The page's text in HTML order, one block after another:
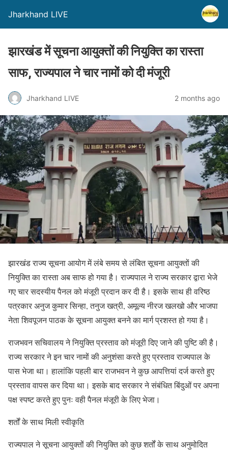
Jharkhand LIVE
झारखंड में सूचना आयुक्तों की नियुक्ति का रास्ता
साफ, राज्यपाल ने चार नामों को दी मंजूरी
Jharkhand LIVE 2 months ago
झारखंड राज्य सूचना आयोग में लंबे समय से लंबित सूचना आयुक्तों की
नियुक्ति का रास्ता अब साफ हो गया है। राज्यपाल ने राज्य सरकार द्वारा भेजे
गए चार सदस्यीय पैनल को मंजूरी प्रदान कर दी है। इसके साथ ही वरिष्ठ
पत्रकार अनुज कुमार सिन्हा, तनुज खत्री, अमूल्य नीरज खलखो और भाजपा
नेता शिवपूजन पाठक के सूचना आयुक्त बनने का मार्ग प्रशस्त हो गया है।
राजभवन सचिवालय ने नियुक्ति प्रस्ताव को मंजूरी दिए जाने की पुष्टि की है।
राज्य सरकार ने इन चार नामों की अनुशंसा करते हुए प्रस्ताव राज्यपाल के
पास भेजा था। हालांकि पहली बार राजभवन ने कुछ आपत्तियां दर्ज करते हुए
प्रस्ताव वापस कर दिया था। इसके बाद सरकार ने संबंधित बिंदुओं पर अपना
पक्ष स्पष्ट करते हुए पुनः वही पैनल मंजूरी के लिए भेजा।
शर्तों के साथ मिली स्वीकृति
राज्यपाल ने सूचना आयुक्तों की नियुक्ति को कुछ शर्तों के साथ अनुमोदित